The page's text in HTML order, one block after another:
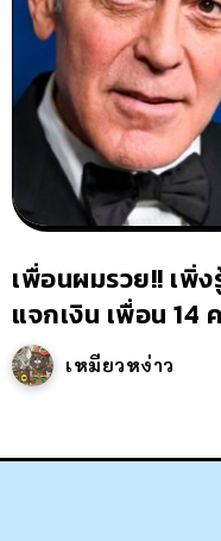
เพื่อนผมรวย!! เพิ่
แจกเงิน เพื่อน 14
เหมียวหง่าว